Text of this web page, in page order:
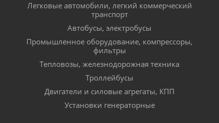
Легковые автомобили, легкий коммерческий
транспорт
Автобусы, электробусы
Промышленное оборудование, компрессоры,
фильтры
Тепловозы, железнодорожная техника
Троллейбусы
Двигатели и силовые агрегаты, КПП
Установки генераторные